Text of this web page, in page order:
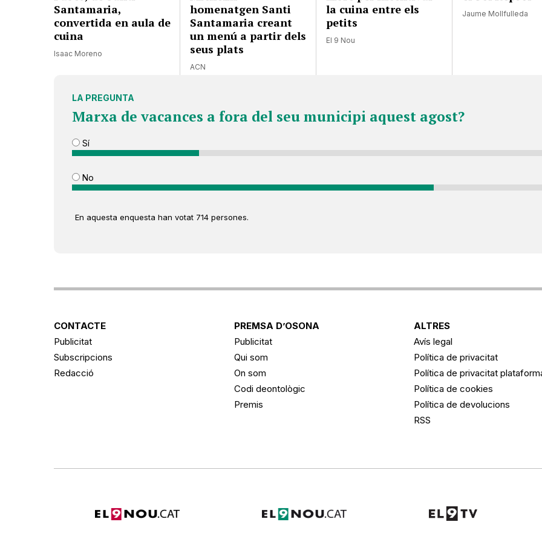
Santamaria,
convertida en aula de
cuina
Isaac Moreno
homenatgen Santi
Santamaria creant
un menú a partir dels
seus plats
ACN
la cuina entre els
petits
El 9 Nou
Jaume Mollfulleda
LA PREGUNTA
Marxa de vacances a fora del seu municipi aquest agost?
Sí
No
En aquesta enquesta han votat 714 persones.
CONTACTE
Publicitat
Subscripcions
Redacció
PREMSA D’OSONA
Publicitat
Qui som
On som
Codi deontològic
Premis
ALTRES
Avís legal
Política de privacitat
Política de privacitat
Política de cookies
Política de devolucions
RSS